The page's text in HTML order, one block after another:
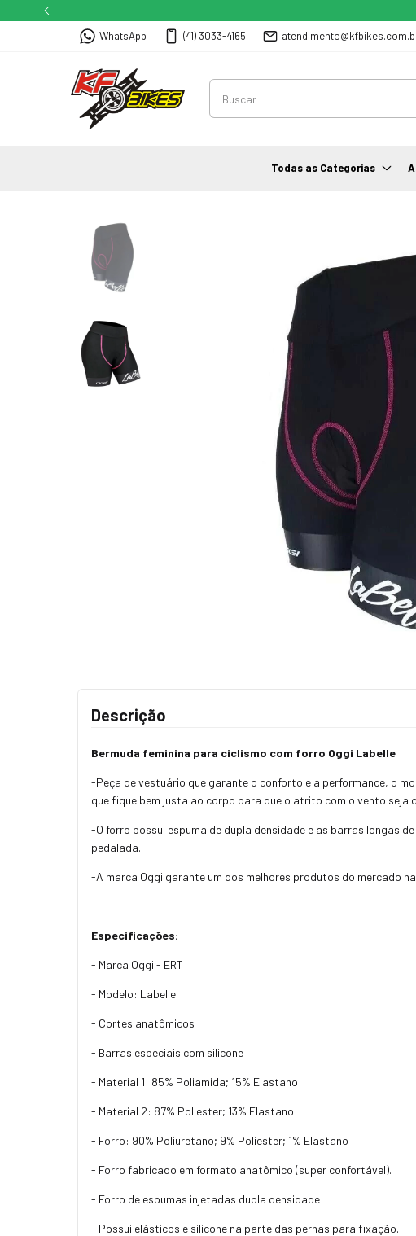
WhatsApp (41) 3033-4165
Todas as Categorias
Descrição
Bermuda feminina para ciclismo com forro Oggi Labelle
-Peça de vestuário que garante o conforto e a performance, o
que fique bem justa ao corpo para que o atrito com o vento seja
-O forro possui espuma de dupla densidade e as barras longas
pedalada.
-A marca Oggi garante um dos melhores produtos do mercado
Especificações:
- Marca Oggi - ERT
- Modelo: Labelle
- Cortes anatômicos
- Barras especiais com silicone
- Material 1: 85% Poliamida; 15% Elastano
- Material 2: 87% Poliester; 13% Elastano
- Forro: 90% Poliuretano; 9% Poliester; 1% Elastano
- Forro fabricado em formato anatômico (super confortável).
- Forro de espumas injetadas dupla densidade
- Possui elásticos e silicone na parte das pernas para fixação.